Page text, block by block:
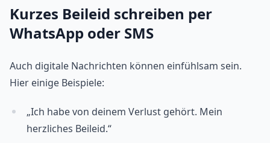
Kurzes Beileid schreiben per
WhatsApp oder SMS
Auch digitale Nachrichten können einfühlsam sein.
Hier einige Beispiele:
„Ich habe von deinem Verlust gehört. Mein
herzliches Beileid.“